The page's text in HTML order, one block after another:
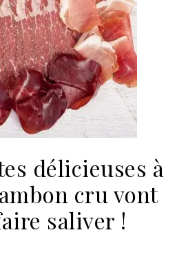
délicieuses à
cru vont
saliver !